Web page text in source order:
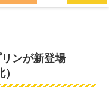
リンが新登場